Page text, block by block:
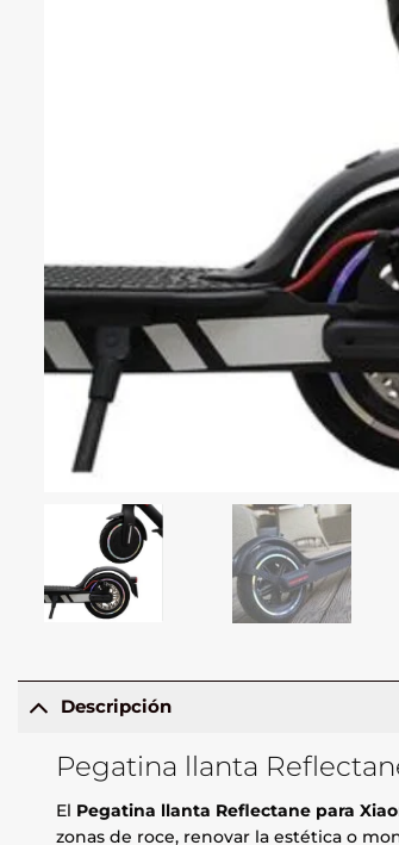
Descripción
Pegatina llanta
El Pegatina llanta Reflectane para
zonas de roce, renovar la estética o